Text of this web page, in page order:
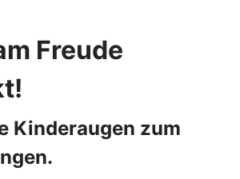
Freude
Kinderaugen zum